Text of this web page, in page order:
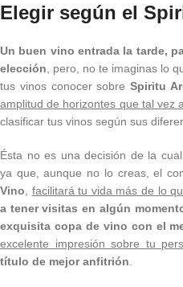
Elegir según el
Un buen vino entrada la tarde,
elección , pero, no te imaginas lo
tus vinos conocer sobreSpiritu
amplitud de horizontes que tal vez
clasificar tus vinos según sus
Ésta no es una decisión de la
ya que, aunque no lo creas, el
Vino
facilitará tu vida más de lo
a tener visitas en algún
exquisita copa de vino con el
excelente impresión sobre tu
título de mejor anfitrión